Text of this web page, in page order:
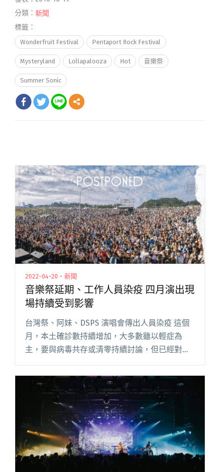
分類： 新聞
標籤：
Wonderfruit Festival Pentaport Rock Festival
Mysteryland Lollapalooza Hot 音樂祭
Summer Sonic
2022-04-20・新聞
音樂祭延期、工作人員染疫 四月演出現
場持續受到影響
台灣祭、阿妹、DSPS 演唱會傳出人員染疫 這個
月，本土確診數持續增加，大多數雖以輕症為
主，要與病毒共存或清零持續討論，但已經對音
樂展演活動產生一些影響。 從清明連假開始，屏
東縣政府主辦的第二屆台灣祭，再度於墾丁大灣
遊憩區登場，邀請到張震嶽閱讀全文 "音樂祭延
期、工作人員染疫 四月演出現場持續受到影響"